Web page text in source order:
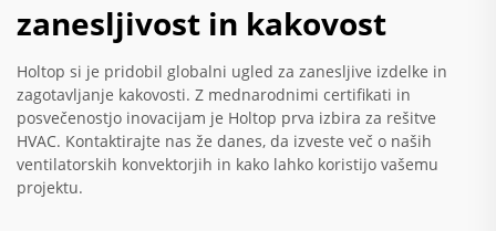
zanesljivost in kakovost
Holtop si je pridobil globalni ugled za zanesljive izdelke in
zagotavljanje kakovosti. Z mednarodnimi certifikati in
posvečenostjo inovacijam je Holtop prva izbira za rešitve
HVAC. Kontaktirajte nas že danes, da izveste več o naših
ventilatorskih konvektorjih in kako lahko koristijo vašemu
projektu.